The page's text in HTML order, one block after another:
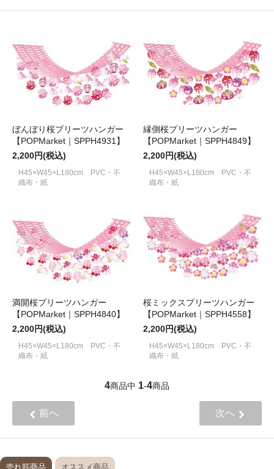
ぼんぼり桜プリーツハンガー
【POPMarket｜SPPH4931】
2,200円(税込)
H45×W45×L180cm PVC・不
織布・紙
縁側桜プリーツハンガー
【POPMarket｜SPPH4849】
2,200円(税込)
H45×W45×L180cm PVC・不
織布・紙
満開桜プリーツハンガー
【POPMarket｜SPPH4840】
2,200円(税込)
H45×W45×L180cm PVC・不
織布・紙
桜ミックスプリーツハンガー
【POPMarket｜SPPH4558】
2,200円(税込)
H45×W45×L180cm PVC・不
織布・紙
4商品中 1-4商品
前へ 次へ
売れ筋商品 オススメ商品